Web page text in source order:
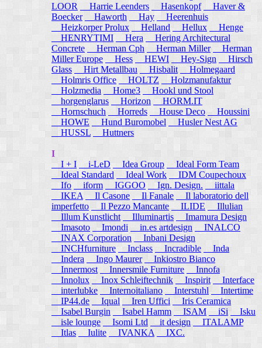
LOOR
Harrie Leenders Hasenkopf
Haver &
Boecker
Haworth Hay
Heerenhuis
Heizkorper Prolux
Helland Hellux
Henge
HENRYTIMI
Hera
Hering Architectural
Concrete
Herman Cph Herman Miller
Herman
Miller Europe
Hess HEWI Hey-Sign
Hirsch
Glass
Hirt Metallbau Hisbalit
Holmegaard
Holmris Office
HOLTZ
Holzmanufaktur
Holzmedia
Home3
Hookl und Stool
horgenglarus
Horizon
HORM.IT
Hornschuch
Horreds House Deco
Houssini
HOWE
Hund Buromobel
Husler Nest AG
HUSSL
Huttners
I
I + I
i-LeD Idea Group
Ideal Form Team
Ideal Standard
Ideal Work
IDM Coupechoux
Ifo
iform IGGOO Ign. Design.
iittala
IKEA
Il Casone Il Fanale
Il laboratorio dell
imperfetto
Il Pezzo Mancante ILIDE
Illulian
Illum Kunstlicht
Illuminartis
Imamura Design
Imasoto
Imondi in.es artdesign
INALCO
INAX Corporation
Inbani Design
INCHfurniture
Inclass Incradible
Inda
Indera
Ingo Maurer
Inkiostro Bianco
Innermost
Innersmile Furniture
Innofa
Innolux
Inox Schleiftechnik Inspirit
Interface
interlubke
Internoitaliano Interstuhl
Intertime
IP44.de
Iqual Iren Uffici
Iris Ceramica
Isabel Burgin
Isabel Hamm ISAM iSi Isku
isle lounge
Isomi Ltd it design
ITALAMP
Itlas
Iulite IVANKA IXC.